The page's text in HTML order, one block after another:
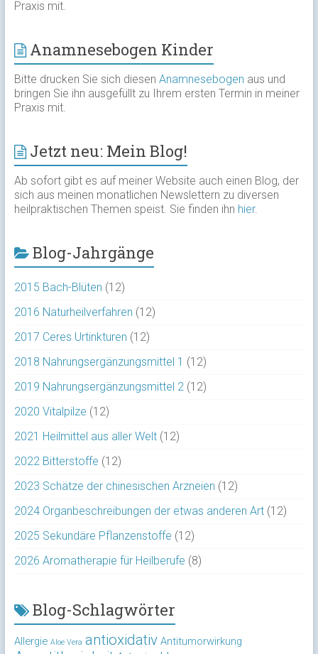
Praxis mit.
Anamnesebogen Kinder
Bitte drucken Sie sich diesen Anamnesebogen aus und
bringen Sie ihn ausgefüllt zu Ihrem ersten Termin in meiner
Praxis mit.
Jetzt neu: Mein Blog!
Ab sofort gibt es auf meiner Website auch einen Blog, der
sich aus meinen monatlichen Newslettern zu diversen
heilpraktischen Themen speist. Sie finden ihn hier.
Blog-Jahrgänge
2015 Bach-Blüten (12)
2016 Naturheilverfahren (12)
2017 Ceres Urtinkturen (12)
2018 Nahrungsergänzungsmittel 1 (12)
2019 Nahrungsergänzungsmittel 2 (12)
2020 Vitalpilze (12)
2021 Heilmittel aus aller Welt(12)
2022 Bitterstoffe (12)
2023 Schätze der chinesischen Arzneien (12)
2024 Organbeschreibungen der etwas anderen Art(12)
2025 Sekundäre Pflanzenstoffe (12)
2026 Aromatherapie für Heilberufe (8)
Blog-Schlagwörter
Allergie Aloe Vera antioxidativ Antitumorwirkung